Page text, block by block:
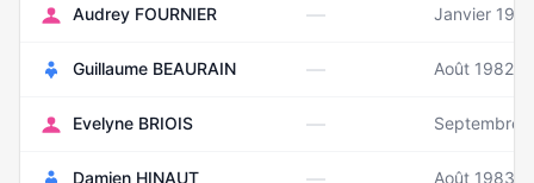
Audrey FOURNIER — Janvier
Guillaume BEAURAIN — Août 1982
Evelyne BRIOIS — Septembre
Damien HINAUT — Août 1983